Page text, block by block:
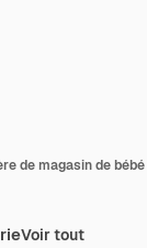
de magasin de bébé
Voir tout